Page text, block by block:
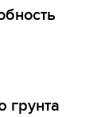
грунта